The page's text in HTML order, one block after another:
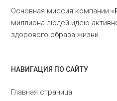
Основная миссия компании «
миллиона людей идею
здорового образа жизни.
НАВИГАЦИЯ ПО САЙТУ
Главная страница